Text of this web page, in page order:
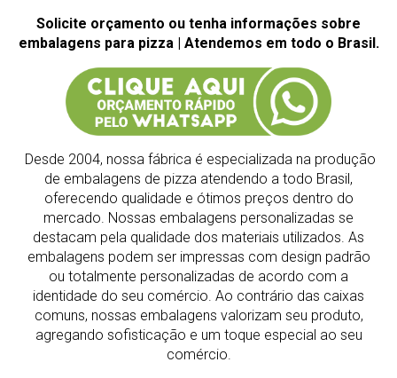
Solicite orçamento ou tenha informações sobre
embalagens para pizza | Atendemos em todo o Brasil.
Desde 2004, nossa fábrica é especializada na produção
de embalagens de pizza atendendo a todo Brasil,
oferecendo qualidade e ótimos preços dentro do
mercado. Nossas embalagens personalizadas se
destacam pela qualidade dos materiais utilizados. As
embalagens podem ser impressas com design padrão
ou totalmente personalizadas de acordo com a
identidade do seu comércio. Ao contrário das caixas
comuns, nossas embalagens valorizam seu produto,
agregando sofisticação e um toque especial ao seu
comércio.